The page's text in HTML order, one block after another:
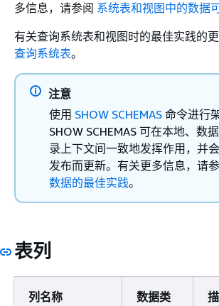
多信息，请参阅 系统表和视图中的数据
有关查询系统表和视图时的最佳实践的
查询系统表。
注意
使用 SHOW SCHEMAS 命令进行
SHOW SCHEMAS 可在本地、数
录上下文间一致地发挥作用，并
发布而更新。有关更多信息，请
数据的最佳实践。
表列
列名称
数据类